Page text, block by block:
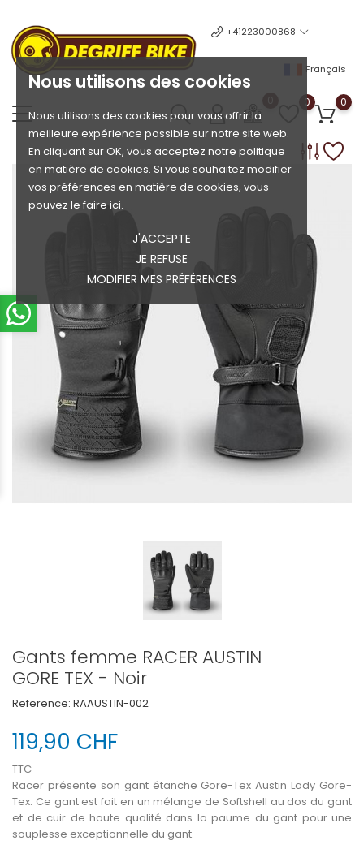
Nous utilisons des cookies
Nous utilisons des cookies pour vous offrir la
meilleure expérience possible sur notre site web.
En cliquant sur OK, vous acceptez notre politique
en matière de cookies. Si vous souhaitez modifier
vos préférences en matière de cookies, vous
pouvez le faire ici.
J'ACCEPTE
JE REFUSE
MODIFIER MES PRÉFÉRENCES
+41223000868
Français
0 0
Gants femme RACER AUSTIN
GORE TEX - Noir
Reference: RAAUSTIN-002
119,90 CHF
TTC
Racer présente son gant étanche Gore-Tex Austin Lady Gore-
Tex. Ce gant est fait en un mélange de Softshell au dos du gant
et de cuir de haute qualité dans la paume du gant pour une
souplesse exceptionnelle du gant.